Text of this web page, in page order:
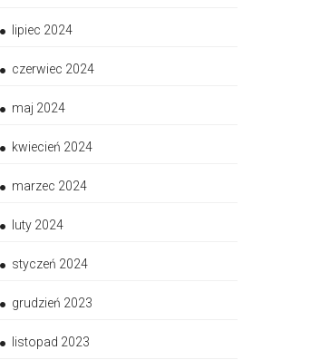
lipiec 2024
czerwiec 2024
maj 2024
kwiecień 2024
marzec 2024
luty 2024
styczeń 2024
grudzień 2023
listopad 2023